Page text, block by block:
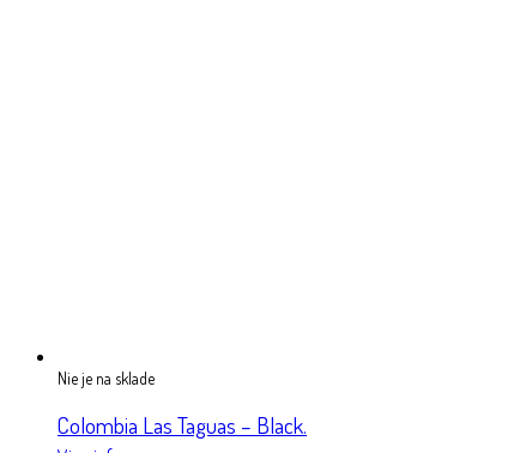
Nie je na sklade
Colombia Las Taguas – Black.